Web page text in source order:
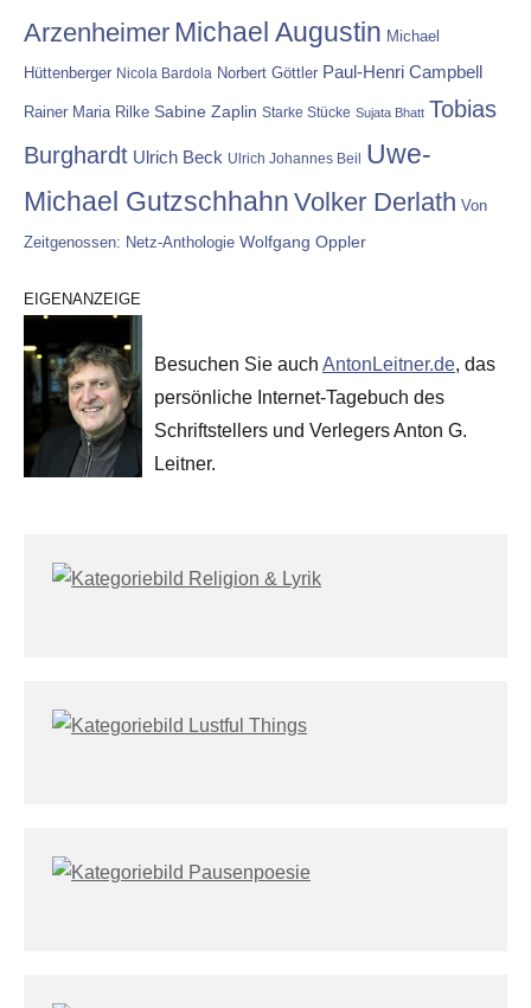
Arzenheimer Michael Augustin Michael
Hüttenberger Nicola Bardola Norbert Göttler Paul-Henri Campbell
Rainer Maria Rilke Sabine Zaplin Starke Stücke Sujata Bhatt Tobias
Burghardt Ulrich Beck Ulrich Johannes Beil
Uwe-
Michael Gutzschhahn Volker Derlath Von
Zeitgenossen: Netz-Anthologie Wolfgang Oppler
EIGENANZEIGE
Besuchen Sie auch AntonLeitner.de, das
persönliche Internet-Tagebuch des
Schriftstellers und Verlegers Anton G.
Leitner.